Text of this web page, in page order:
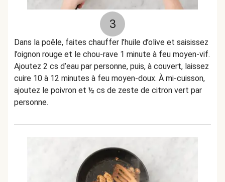
3
Dans la poêle, faites chauffer l’huile d’olive et saisissez
l’oignon rouge et le chou-rave 1 minute à feu moyen-vif.
Ajoutez 2 cs d’eau par personne, puis, à couvert, laissez
cuire 10 à 12 minutes à feu moyen-doux. À mi-cuisson,
ajoutez le poivron et ½ cs de zeste de citron vert par
personne.